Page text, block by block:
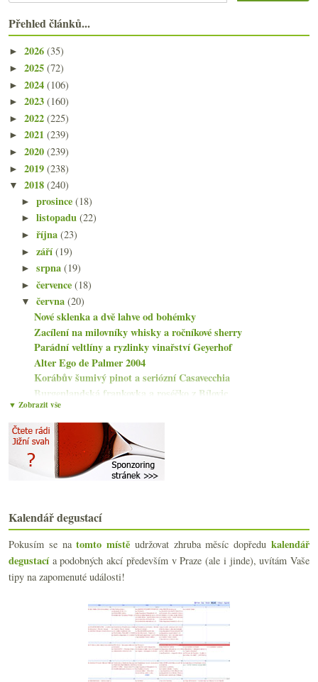
Přehled článků...
► 2026 (35)
► 2025 (72)
► 2024 (106)
► 2023 (160)
► 2022 (225)
► 2021 (239)
► 2020 (239)
► 2019 (238)
▼ 2018 (240)
►prosince(18)
►listopadu(22)
►října(23)
►září(19)
►srpna(19)
►července(18)
▼června(20)
Nové sklenka a dvě lahve od bohémky
Zacílení na milovníky whisky a ročníkové sherry
Parádní veltlíny a ryzlinky vinařství Geyerhof
Alter Ego de Palmer 2004
Korábův šumivý pinot a seriózní Casavecchia
Burgenlandská frankovka a roséčko z Bílovic
Rozjímání u dvou povedených šumivek
Unavený ale spokojený v Beaujolais
Velká Rioja a Tempranillo z Ribera del Duero
Výtečný ryzlink od Balatonu
Festival alsaských vín na Újezdě
VieVinum, United by Blaufränkisch a Return to Terr...
Fajnšmekr slaví sedmé narozeniny…
Dvakrát fajn cava a jedno Maďarsko
Riedel Performace, vinohradnické extrémy, vysoce h...
Česká vína opět v Praze
Třikrát Barbaresco od La Ca' Növa
▼ Zobrazit vše
Kalendář degustací
Pokusím se natomto místě udržovat zhruba měsíc dopředukalendář
degustacía podobných akcí především v Praze (ale i jinde), uvítám Vaše
tipy na zapomenuté události!